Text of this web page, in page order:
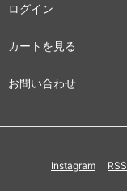
ログイン
カートを見る
お問い合わせ
Instagram RSS